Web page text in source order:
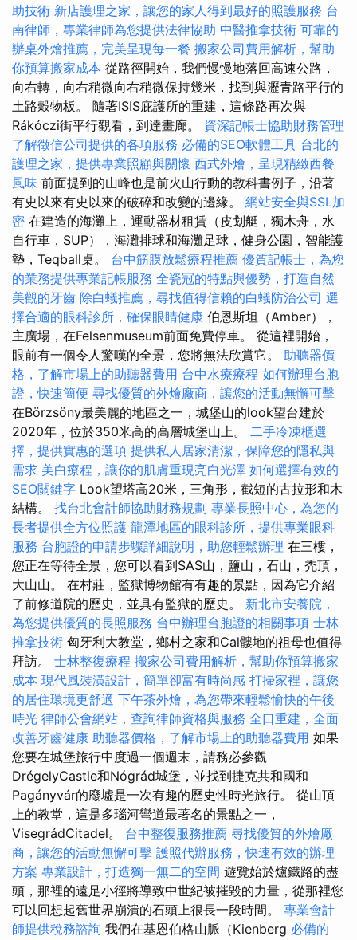
助技術 新店護理之家，讓您的家人得到最好的照護服務 台
南律師，專業律師為您提供法律協助 中醫推拿技術 可靠的
辦桌外燴推薦，完美呈現每一餐 搬家公司費用解析，幫助
你預算搬家成本 從路徑開始，我們慢慢地落回高速公路，
向右轉，向右稍微向右稍微保持幾米，找到與瀝青路平行的
土路穀物板。 隨著ISIS庇護所的重建，這條路再次與
Rákóczi街平行觀看，到達畫廊。 資深記帳士協助財務管理
了解徵信公司提供的各項服務 必備的SEO軟體工具 台北的
護理之家，提供專業照顧與關懷 西式外燴，呈現精緻西餐
風味 前面提到的山峰也是前火山行動的教科書例子，沿著
有史以來有史以來的破碎和改變的邊緣。 網站安全與SSL加
密 在建造的海灘上，運動器材租賃（皮划艇，獨木舟，水
自行車，SUP），海灘排球和海灘足球，健身公園，智能護
墊，Teqball桌。 台中筋膜放鬆療程推薦 優質記帳士，為您
的業務提供專業記帳服務 全瓷冠的特點與優勢，打造自然
美觀的牙齒 除白蟻推薦，尋找值得信賴的白蟻防治公司 選
擇合適的眼科診所，確保眼睛健康 伯恩斯坦（Amber），
主廣場，在Felsenmuseum前面免費停車。 從這裡開始，
眼前有一個令人驚嘆的全景，您將無法欣賞它。 助聽器價
格，了解市場上的助聽器費用 台中水療療程 如何辦理台胞
證，快速簡便 尋找優質的外燴廠商，讓您的活動無懈可擊
在Börzsöny最美麗的地區之一，城堡山的look望台建於
2020年，位於350米高的高層城堡山上。 二手冷凍櫃選
擇，提供實惠的選項 提供私人居家清潔，保障您的隱私與
需求 美白療程，讓你的肌膚重現亮白光澤 如何選擇有效的
SEO關鍵字 Look望塔高20米，三角形，截短的古拉形和木
結構。 找台北會計師協助財務規劃 專業長照中心，為您的
長者提供全方位照護 龍潭地區的眼科診所，提供專業眼科
服務 台胞證的申請步驟詳細說明，助您輕鬆辦理 在三樓，
您正在等待全景，您可以看到SAS山，鹽山，石山，禿頂，
大山山。 在村莊，監獄博物館有有趣的景點，因為它介紹
了前修道院的歷史，並具有監獄的歷史。 新北市安養院，
為您提供優質的長照服務 台中辦理台胞證的相關事項 士林
推拿技術 匈牙利大教堂，鄉村之家和Cal髏地的祖母也值得
拜訪。 士林整復療程 搬家公司費用解析，幫助你預算搬家
成本 現代風裝潢設計，簡單卻富有時尚感 打掃家裡，讓您
的居住環境更舒適 下午茶外燴，為您帶來輕鬆愉快的午後
時光 律師公會網站，查詢律師資格與服務 全口重建，全面
改善牙齒健康 助聽器價格，了解市場上的助聽器費用 如果
您要在城堡旅行中度過一個週末，請務必參觀
DrégelyCastle和Nógrád城堡，並找到捷克共和國和
Pagányvár的廢墟是一次有趣的歷史性時光旅行。 從山頂
上的教堂，這是多瑙河彎道最著名的景點之一，
VisegrádCitadel。 台中整復服務推薦 尋找優質的外燴廠
商，讓您的活動無懈可擊 護照代辦服務，快速有效的辦理
方案 專業設計，打造獨一無二的空間 遊覽始於爐鐵路的盡
頭，那裡的遠足小徑將導致中世紀被摧毀的力量，從那裡您
可以回想起舊世界崩潰的石頭上很長一段時間。 專業會計
師提供稅務諮詢 我們在基恩伯格山脈（Kienberg 必備的